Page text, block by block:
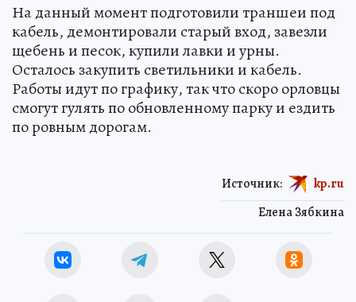
На данный момент подготовили траншеи под
кабель, демонтировали старый вход, завезли
щебень и песок, купили лавки и урны.
Осталось закупить светильники и кабель.
Работы идут по графику, так что скоро орловцы
смогут гулять по обновленному парку и ездить
по ровным дорогам.
Елена Зябкина
Источник: kp.ru